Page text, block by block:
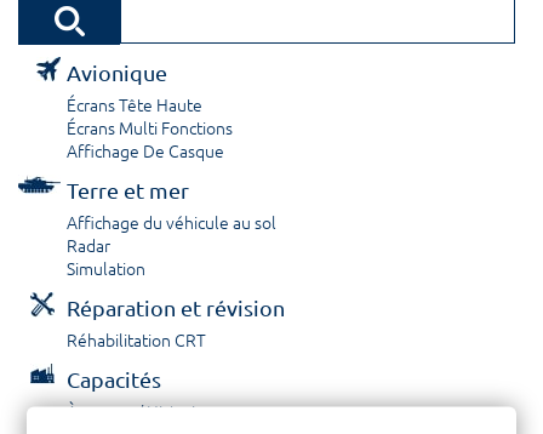
Avionique
Écrans Tête Haute
Écrans Multi Fonctions
Affichage De Casque
Terre et mer
Affichage du véhicule au sol
Radar
Simulation
Réparation et révision
Réhabilitation CRT
Capacités
À propos / Historique